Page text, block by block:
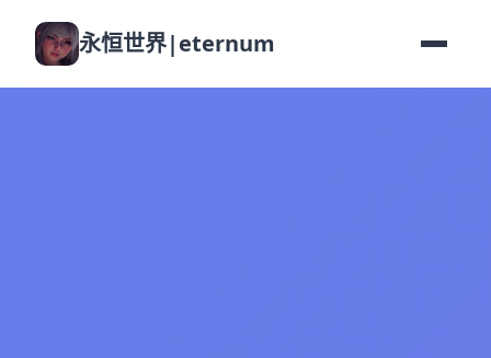
永恒世界|eternum